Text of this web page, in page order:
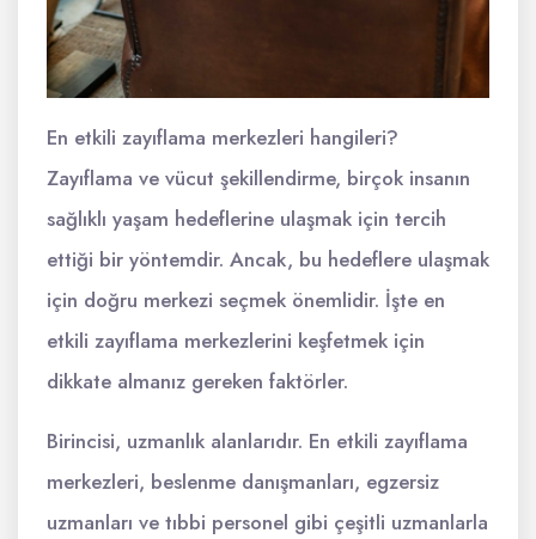
En etkili zayıflama merkezleri hangileri?
Zayıflama ve vücut şekillendirme, birçok insanın
sağlıklı yaşam hedeflerine ulaşmak için tercih
ettiği bir yöntemdir. Ancak, bu hedeflere ulaşmak
için doğru merkezi seçmek önemlidir. İşte en
etkili zayıflama merkezlerini keşfetmek için
dikkate almanız gereken faktörler.
Birincisi, uzmanlık alanlarıdır. En etkili zayıflama
merkezleri, beslenme danışmanları, egzersiz
uzmanları ve tıbbi personel gibi çeşitli uzmanlarla